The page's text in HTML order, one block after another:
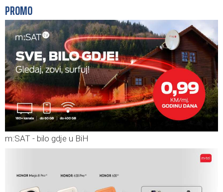
PROMO
m:SAT - bilo gdje u BiH